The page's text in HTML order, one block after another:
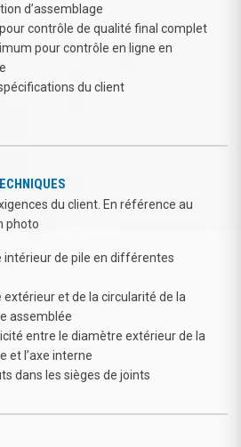
d’assemblage
contrôle de qualité final complet
pour contrôle en ligne en
du client
du client. En référence au
photo
intérieur de pile en différentes
et de la circularité de la
assemblée
entre le diamètre extérieur de la
et l’axe interne
dans les sièges de joints